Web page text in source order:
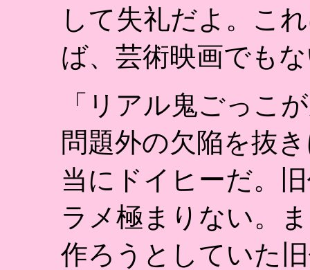
して失礼だよ。こ
ば、芸術映画でも
「リアル鬼ごっこ
問題外の欠陥を抜
当にドイヒーだ。
ラメ極まりない。
作ろうとしていた